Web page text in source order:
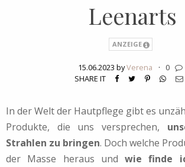
Leenarts
ANZEIGE
15.06.2023 byVerena ·
0
SHARE IT
In der Welt der Hautpflege gibt es
Produkte, die uns versprechen,
Strahlen zu bringen. Doch welche
der Masse heraus und wie finde